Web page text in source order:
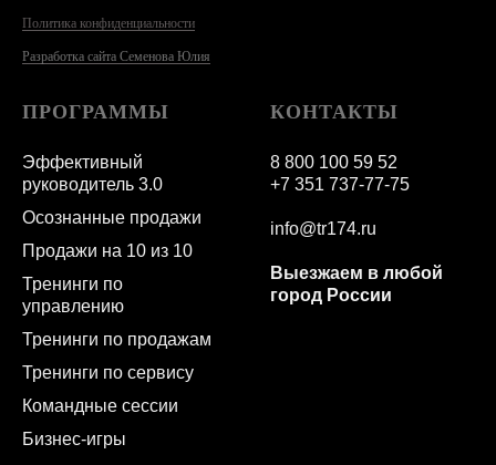
Политика конфиденциальности
Разработка сайта Семенова Юлия
ПРОГРАММЫ
Эффективный
руководитель 3.0
Осознанные продажи
Продажи на 10 из 10
Тренинги по
управлению
Тренинги по продажам
Тренинги по сервису
Командные сессии
Бизнес-игры
КОНТАКТЫ
8 800 100 59 52
+7 351 737-77-75
info@tr174.ru
Выезжаем в любой
город России